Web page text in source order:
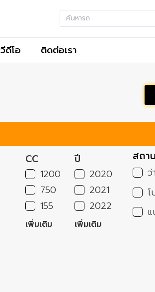
วีดีโอ ติดต่อเรา
CC
1200
750
155
เพิ่มเติม
ปี
2020
2021
2022
เพิ่มเติม
สถา
ว่
แ